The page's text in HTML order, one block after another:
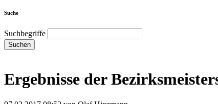
Suche
Suchbegriffe
Suchen
Ergebnisse der